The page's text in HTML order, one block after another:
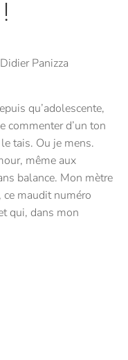
Panizza
qu’adolescente,
commenter d’un ton
tais. Ou je mens.
même aux
balance. Mon mètre
ce maudit numéro
qui, dans mon